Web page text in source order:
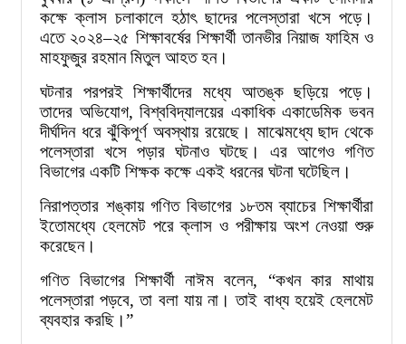
কক্ষে ক্লাস চলাকালে হঠাৎ ছাদের পলেস্তারা খসে পড়ে।
এতে ২০২৪–২৫ শিক্ষাবর্ষের শিক্ষার্থী তানভীর নিয়াজ ফাহিম ও
মাহফুজুর রহমান মিতুল আহত হন।
ঘটনার পরপরই শিক্ষার্থীদের মধ্যে আতঙ্ক ছড়িয়ে পড়ে।
তাদের অভিযোগ, বিশ্ববিদ্যালয়ের একাধিক একাডেমিক ভবন
দীর্ঘদিন ধরে ঝুঁকিপূর্ণ অবস্থায় রয়েছে। মাঝেমধ্যে ছাদ থেকে
পলেস্তারা খসে পড়ার ঘটনাও ঘটছে। এর আগেও গণিত
বিভাগের একটি শিক্ষক কক্ষে একই ধরনের ঘটনা ঘটেছিল।
নিরাপত্তার শঙ্কায় গণিত বিভাগের ১৮তম ব্যাচের শিক্ষার্থীরা
ইতোমধ্যে হেলমেট পরে ক্লাস ও পরীক্ষায় অংশ নেওয়া শুরু
করেছেন।
গণিত বিভাগের শিক্ষার্থী নাঈম বলেন, “কখন কার মাথায়
পলেস্তারা পড়বে, তা বলা যায় না। তাই বাধ্য হয়েই হেলমেট
ব্যবহার করছি।”